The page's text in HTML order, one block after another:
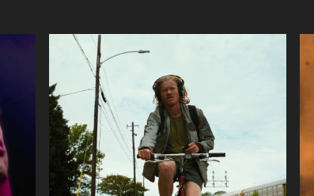
imágenes amateur y dibujos científicos,
leyendas, poemas y canciones, esta película
es un viaje a través de la historia real y los
relatos de una región del sur de Portugal,
Alentejo, y un retrato de las personas que
han vivido allí. (...)